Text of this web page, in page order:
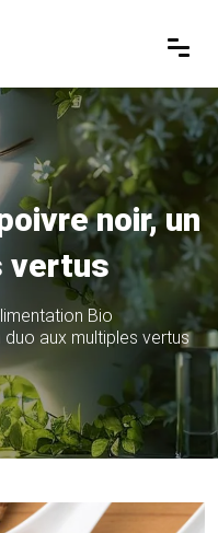
noir, un
vertus
Bio
aux multiples vertus